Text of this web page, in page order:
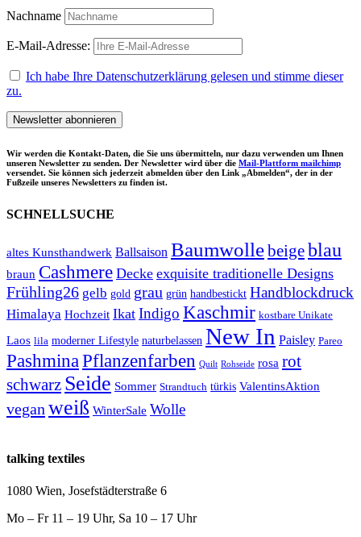
Nachname
E-Mail-Adresse:
Ich habe Ihre Datenschutzerklärung gelesen und stimme dieser
zu.
Wir werden die Kontakt-Daten, die Sie uns übermitteln, nur dazu verwenden um Ihnen
unseren Newsletter zu senden. Der Newsletter wird über die Mail-Plattform mailchimp
versendet. Sie können sich jederzeit abmelden über den Link „Abmelden“, der in der
Fußzeile unseres Newsletters zu finden ist.
SCHNELLSUCHE
altes Kunsthandwerk Ballsaison Baumwollebeigeblau
braun Cashmere Decke exquisite traditionelle Designs
Frühling26 gelb gold grau grün handbestickt Handblockdruck
Himalaya Hochzeit Ikat Indigo Kaschmir kostbare Unikate
Laos lila moderner Lifestyle naturbelassen New In Paisley Pareo
PashminaPflanzenfarben Quilt Rohseide rosa rot
schwarz Seide Sommer Strandtuch türkis ValentinsAktion
vegan weiß WinterSale Wolle
talking textiles
1080 Wien, Josefstädterstraße 6
Mo – Fr 11 – 19 Uhr, Sa 10 – 17 Uhr